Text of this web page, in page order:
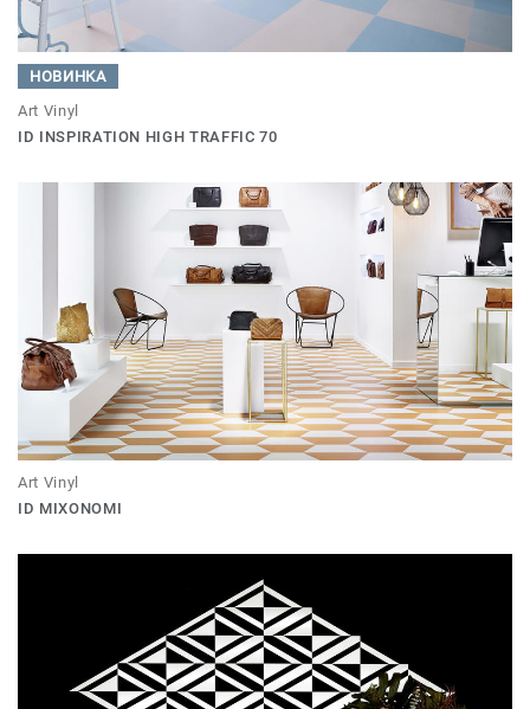
НОВИНКА
Art Vinyl
ID INSPIRATION HIGH TRAFFIC 70
Art Vinyl
ID MIXONOMI